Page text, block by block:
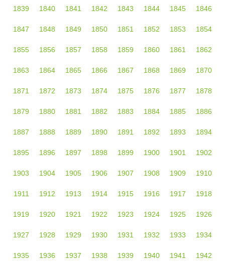
1839 1840 1841 1842 1843 1844 1845 1846
1847 1848 1849 1850 1851 1852 1853 1854
1855 1856 1857 1858 1859 1860 1861 1862
1863 1864 1865 1866 1867 1868 1869 1870
1871 1872 1873 1874 1875 1876 1877 1878
1879 1880 1881 1882 1883 1884 1885 1886
1887 1888 1889 1890 1891 1892 1893 1894
1895 1896 1897 1898 1899 1900 1901 1902
1903 1904 1905 1906 1907 1908 1909 1910
1911 1912 1913 1914 1915 1916 1917 1918
1919 1920 1921 1922 1923 1924 1925 1926
1927 1928 1929 1930 1931 1932 1933 1934
1935 1936 1937 1938 1939 1940 1941 1942